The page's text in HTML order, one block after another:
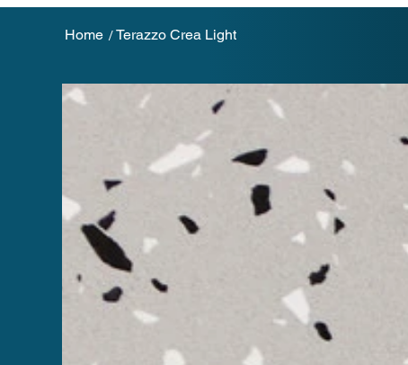
Home /Terazzo Crea Light